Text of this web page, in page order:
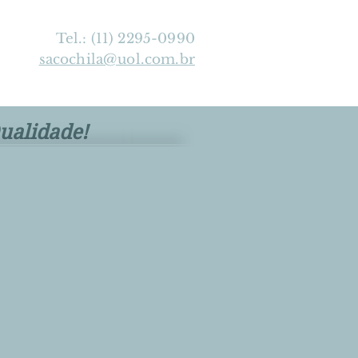
Tel.: (11) 2295-0990
sacochila@uol.com.br